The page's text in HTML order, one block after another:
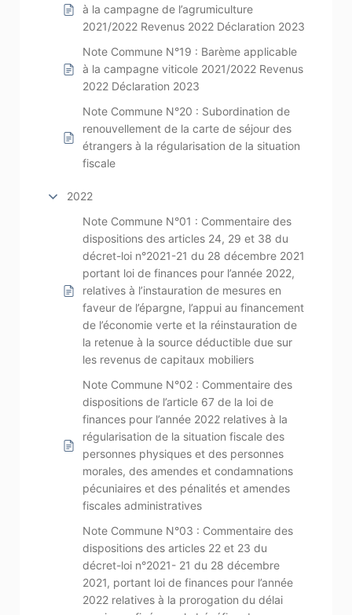
à la campagne de l’agrumiculture
2021/2022 Revenus 2022 Déclaration 2023
Note Commune N°19 : Barème applicable
à la campagne viticole 2021/2022 Revenus
2022 Déclaration 2023
Note Commune N°20 : Subordination de
renouvellement de la carte de séjour des
étrangers à la régularisation de la situation
fiscale
2022
Note Commune N°01 : Commentaire des
dispositions des articles 24, 29 et 38 du
décret-loi n°2021-21 du 28 décembre 2021
portant loi de finances pour l’année 2022,
relatives à l’instauration de mesures en
faveur de l’épargne, l’appui au financement
de l’économie verte et la réinstauration de
la retenue à la source déductible due sur
les revenus de capitaux mobiliers
Note Commune N°02 : Commentaire des
dispositions de l’article 67 de la loi de
finances pour l’année 2022 relatives à la
régularisation de la situation fiscale des
personnes physiques et des personnes
morales, des amendes et condamnations
pécuniaires et des pénalités et amendes
fiscales administratives
Note Commune N°03 : Commentaire des
dispositions des articles 22 et 23 du
décret-loi n°2021- 21 du 28 décembre
2021, portant loi de finances pour l’année
2022 relatives à la prorogation du délai